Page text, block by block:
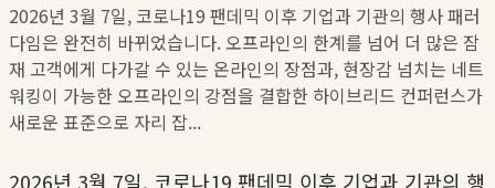
2026년 3월 7일, 코로나19 팬데믹 이후 기업과 기관의 행사 패러
다임은 완전히 바뀌었습니다. 오프라인의 한계를 넘어 더 많은 잠
재 고객에게 다가갈 수 있는 온라인의 장점과, 현장감 넘치는 네트
워킹이 가능한 오프라인의 강점을 결합한 하이브리드 컨퍼런스가
새로운 표준으로 자리 잡...
2026년 3월 7일, 코로나19 팬데믹 이후 기업과 기관의 행